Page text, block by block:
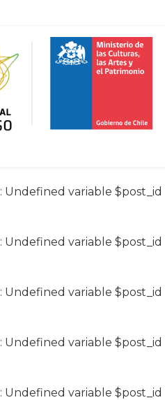
: Undefined variable
: Undefined variable
: Undefined variable
: Undefined variable
: Undefined variable